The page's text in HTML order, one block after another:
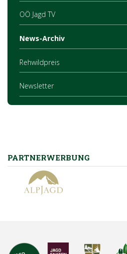
OÖ Jagd TV
News-Archiv
Rehwildpreis
Newsletter
PARTNERWERBUNG